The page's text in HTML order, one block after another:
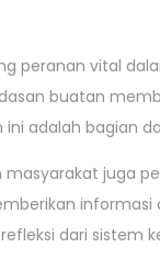
peranan vital
buatan
ini adalah bagian
juga
dari